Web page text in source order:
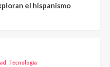
el hispanismo
Tecnología